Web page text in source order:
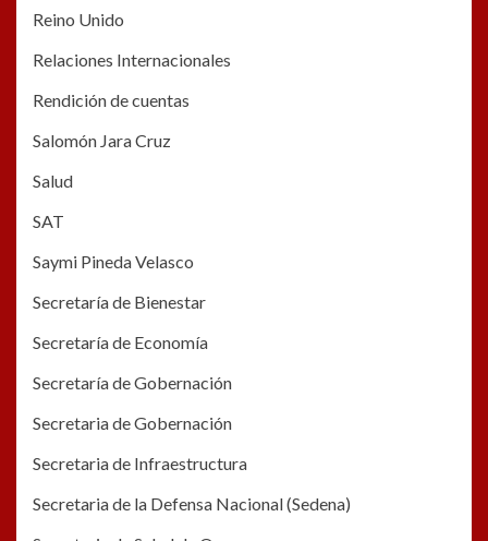
Reino Unido
Relaciones Internacionales
Rendición de cuentas
Salomón Jara Cruz
Salud
SAT
Saymi Pineda Velasco
Secretaría de Bienestar
Secretaría de Economía
Secretaría de Gobernación
Secretaria de Gobernación
Secretaria de Infraestructura
Secretaria de la Defensa Nacional (Sedena)